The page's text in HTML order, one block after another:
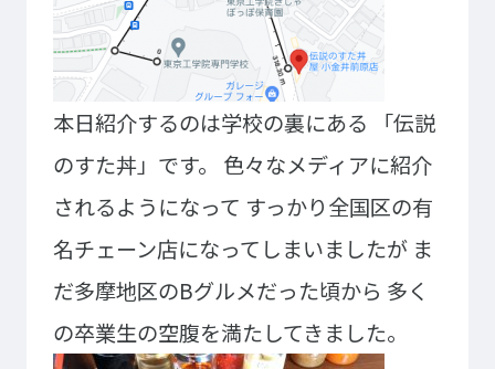
コンサート・イベント科
音響芸術科
映像メディア学科
ミュージック科
声優・演劇科
ゲームクリエーター科
アニメ・マンガ科
スポーツビジネス科
建築学科
インテリアデザイン科
情報システム科
電気電子学科
航空学科
法律情報科
ビジネス情報科
研究科
本日紹介するのは学校の裏にある
「伝説
のすた丼」です。
色々なメディアに紹介
されるようになって すっかり全国区の有
名チェーン店になってしまいましたが ま
だ多摩地区のBグルメだった頃から 多く
の卒業生の空腹を満たしてきました。